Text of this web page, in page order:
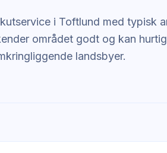
i Toftlund med typisk
området godt og kan
landsbyer.